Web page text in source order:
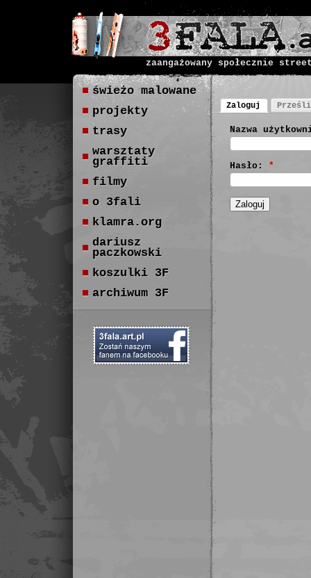
zaangażowany społecznie
Zaloguj
Nazwa
Hasło: *
świeżo malowane
projekty
trasy
warsztaty
graffiti
filmy
o 3fali
klamra.org
dariusz
paczkowski
koszulki 3F
archiwum 3F